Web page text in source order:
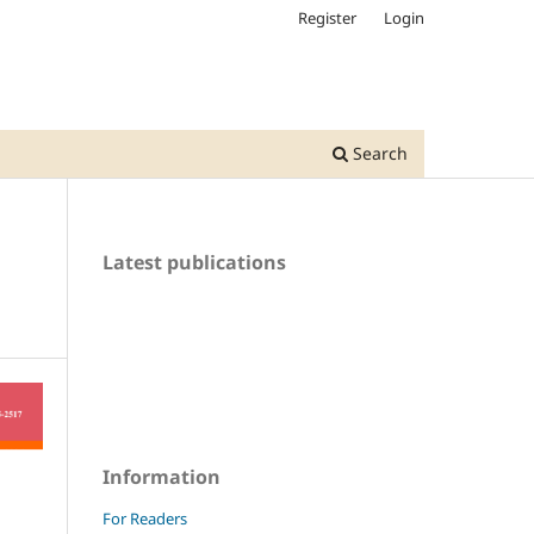
Search
Register Login
Latest publications
Information
For Readers